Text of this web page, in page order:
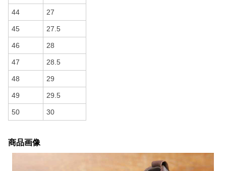
44 27
45 27.5
46 28
47 28.5
48 29
49 29.5
50 30
商品画像